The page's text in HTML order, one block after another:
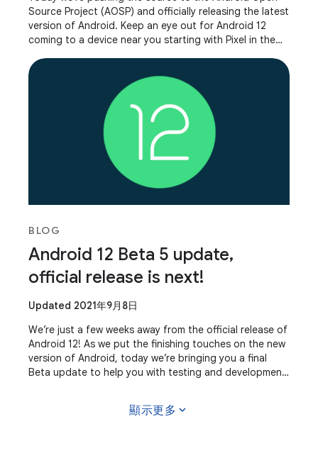
Source Project (AOSP) and officially releasing the latest
version of Android. Keep an eye out for Android 12
coming to a device near you starting with Pixel in the
BLOG
Android 12 Beta 5 update,
official release is next!
Updated 2021年9月8日
We’re just a few weeks away from the official release of
Android 12! As we put the finishing touches on the new
version of Android, today we’re bringing you a final
Beta update to help you with testing and development.
顯示更多 expand_more